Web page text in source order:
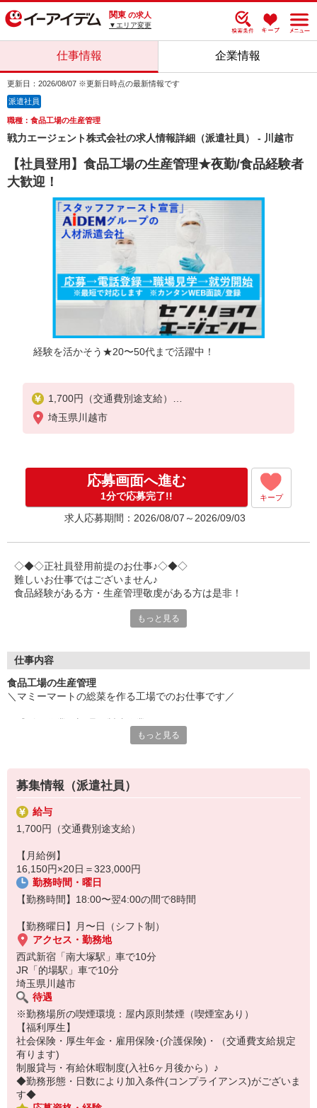
関東 の求人
▼エリア変更
仕事情報 企業情報
更新日：2026/08/07 ※更新日時点の最新情報です
派遣社員
職種：食品工場の生産管理
戦力エージェント株式会社の求人情報詳細（派遣社員） - 川越市
【社員登用】食品工場の生産管理★夜勤/食品経験者
大歓迎！
経験を活かそう★20〜50代まで活躍中！
1,700円（交通費別途支給）
【月給例】
埼玉県川越市
応募画面へ進む
1分で応募完了!! キープ
求人応募期間：2026/08/07～2026/09/03
◇◆◇正社員登用前提のお仕事♪◇◆◇
難しいお仕事ではございません♪
食品経験がある方・生産管理敬虔がある方は是非！
すぐに勤務できます。
◆◆◆まずはお気軽にお電話下さい◆◆◆
もっと見る
仕事内容
食品工場の生産管理
＼マミーマートの総菜を作る工場でのお仕事です／
・作業場の片づけ、翌日の準備作業
・その他製造に関わる業務
★就労前に職場見学を行いますので
実際に「見て」「触って」みてもらい「1日」の業務としてイメージ
もっと見る
募集情報（派遣社員）
給与
1,700円（交通費別途支給）
【月給例】
16,150円×20日＝323,000円
勤務時間・曜日
【勤務時間】18:00〜翌4:00の間で8時間
【勤務曜日】月〜日（シフト制）
アクセス・勤務地
西武新宿「南大塚駅」車で10分
JR「的場駅」車で10分
埼玉県川越市
待遇
※勤務場所の喫煙環境：屋内原則禁煙（喫煙室あり）
【福利厚生】
社会保険・厚生年金・雇用保険･(介護保険)・（交通費支給規定
有ります)
制服貸与・有給休暇制度(入社6ヶ月後から）♪
◆勤務形態・日数により加入条件(コンプライアンス)がございま
す◆